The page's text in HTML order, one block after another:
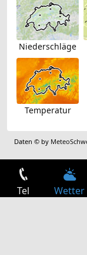
Niederschläge
Temperatur
Daten © by
Tel Wetter